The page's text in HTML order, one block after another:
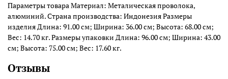
Параметры товара Материал: Металическая проволока,
алюминий. Страна производства: Индонезия Размеры
изделия Длина: 91.00 см; Ширина: 36.00 см; Высота: 68.00 см;
Вес: 14.70 кг. Размеры упаковки Длина: 96.00 см; Ширина: 43.00
см; Высота: 75.00 см; Вес: 17.60 кг.
Отзывы